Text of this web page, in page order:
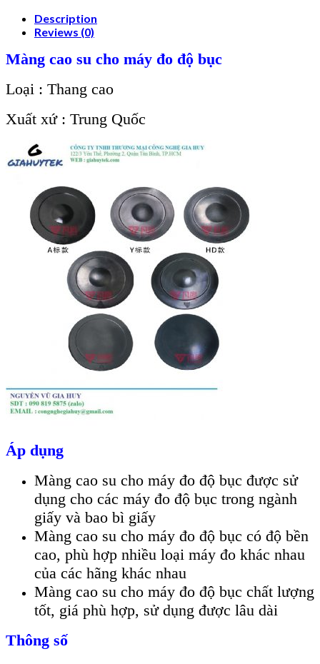
Description
Reviews (0)
Màng cao su cho máy đo độ bục
Loại : Thang cao
Xuất xứ : Trung Quốc
Áp dụng
Màng cao su cho máy đo độ bục được sử
dụng cho các máy đo độ bục trong ngành
giấy và bao bì giấy
Màng cao su cho máy đo độ bục có độ bền
cao, phù hợp nhiều loại máy đo khác nhau
của các hãng khác nhau
Màng cao su cho máy đo độ bục chất lượng
tốt, giá phù hợp, sử dụng được lâu dài
Thông số